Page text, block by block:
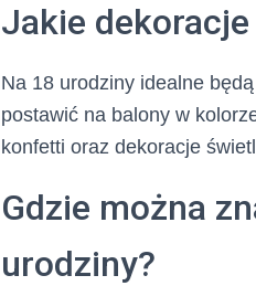
Jakie
Na 18 urodziny idealne
postawić na balony w
konfetti oraz dekoracje
Gdzie można
urodziny?